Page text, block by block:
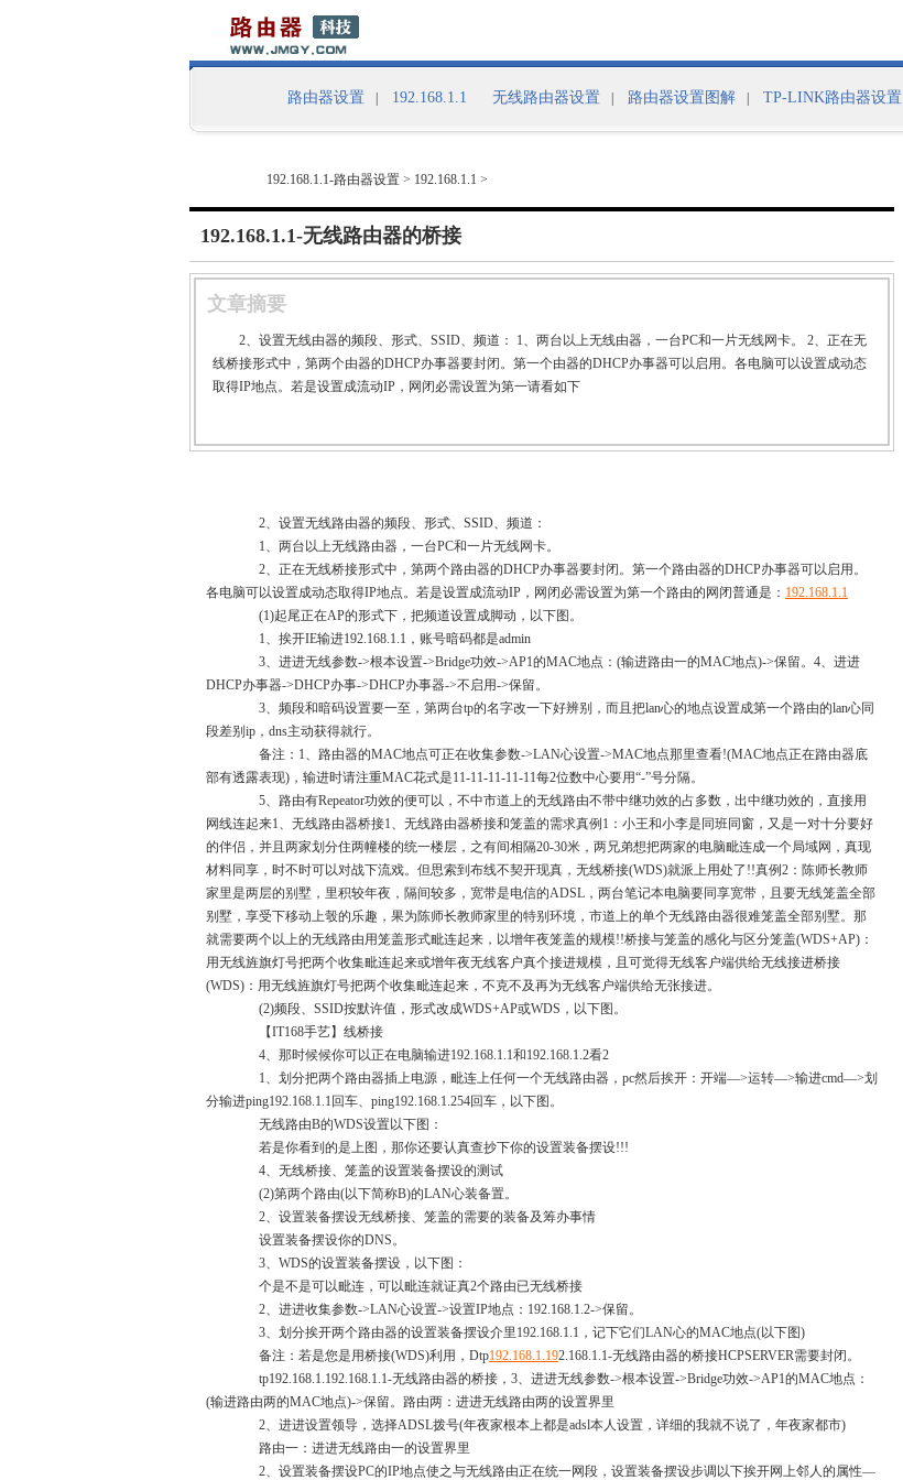
路由器设置 192.168.1.1 无线路由器设置 路由器设置图解 TP-LINK路由器设置
192.168.1.1-路由器设置 > 192.168.1.1 >
192.168.1.1-无线路由器的桥接
文章摘要
2、设置无线由器的频段、形式、SSID、频道： 1、两台以上无线由器，一台PC和一片无线网卡。 2、正在无
线桥接形式中，第两个由器的DHCP办事器要封闭。第一个由器的DHCP办事器可以启用。各电脑可以设置成动态
取得IP地点。若是设置成流动IP，网闭必需设置为第一请看如下
2、设置无线路由器的频段、形式、SSID、频道：
1、两台以上无线路由器，一台PC和一片无线网卡。
2、正在无线桥接形式中，第两个路由器的DHCP办事器要封闭。第一个路由器的DHCP办事器可以启用。
各电脑可以设置成动态取得IP地点。若是设置成流动IP，网闭必需设置为第一个路由的网闭普通是： 192.168.1.1
(1)起尾正在AP的形式下，把频道设置成脚动，以下图。
1、挨开IE输进192.168.1.1，账号暗码都是admin
3、进进无线参数->根本设置->Bridge功效->AP1的MAC地点：(输进路由一的MAC地点)->保留。4、进进
DHCP办事器->DHCP办事->DHCP办事器->不启用->保留。
3、频段和暗码设置要一至，第两台tp的名字改一下好辨别，而且把lan心的地点设置成第一个路由的lan心同
段差别ip，dns主动获得就行。
备注：1、路由器的MAC地点可正在收集参数->LAN心设置->MAC地点那里查看!(MAC地点正在路由器底
部有透露表现)，输进时请注重MAC花式是11-11-11-11-11每2位数中心要用“-”号分隔。
5、路由有Repeator功效的便可以，不中市道上的无线路由不带中继功效的占多数，出中继功效的，直接用
网线连起来1、无线路由器桥接1、无线路由器桥接和笼盖的需求真例1：小王和小李是同班同窗，又是一对十分要好
的伴侣，并且两家划分住两幢楼的统一楼层，之有间相隔20-30米，两兄弟想把两家的电脑毗连成一个局域网，真现
材料同享，时不时可以对战下流戏。但思索到布线不契开现真，无线桥接(WDS)就派上用处了!!真例2：陈师长教师
家里是两层的别墅，里积较年夜，隔间较多，宽带是电信的ADSL，两台笔记本电脑要同享宽带，且要无线笼盖全部
别墅，享受下移动上彀的乐趣，果为陈师长教师家里的特别环境，市道上的单个无线路由器很难笼盖全部别墅。那
就需要两个以上的无线路由用笼盖形式毗连起来，以增年夜笼盖的规模!!桥接与笼盖的感化与区分笼盖(WDS+AP)：
用无线旌旗灯号把两个收集毗连起来或增年夜无线客户真个接进规模，且可觉得无线客户端供给无线接进桥接
(WDS)：用无线旌旗灯号把两个收集毗连起来，不克不及再为无线客户端供给无张接进。
(2)频段、SSID按默许值，形式改成WDS+AP或WDS，以下图。
【IT168手艺】线桥接
4、那时候候你可以正在电脑输进192.168.1.1和192.168.1.2看2
1、划分把两个路由器插上电源，毗连上任何一个无线路由器，pc然后挨开：开端—>运转—>输进cmd—>划
分输进ping192.168.1.1回车、ping192.168.1.254回车，以下图。
无线路由B的WDS设置以下图：
若是你看到的是上图，那你还要认真查抄下你的设置装备摆设!!!
4、无线桥接、笼盖的设置装备摆设的测试
(2)第两个路由(以下简称B)的LAN心装备置。
2、设置装备摆设无线桥接、笼盖的需要的装备及筹办事情
设置装备摆设你的DNS。
3、WDS的设置装备摆设，以下图：
个是不是可以毗连，可以毗连就证真2个路由已无线桥接
2、进进收集参数->LAN心设置->设置IP地点：192.168.1.2->保留。
3、划分挨开两个路由器的设置装备摆设介里192.168.1.1，记下它们LAN心的MAC地点(以下图)
备注：若是您是用桥接(WDS)利用，Dtp192.168.1.192.168.1.1-无线路由器的桥接HCPSERVER需要封闭。
tp192.168.1.192.168.1.1-无线路由器的桥接，3、进进无线参数->根本设置->Bridge功效->AP1的MAC地点：
(输进路由两的MAC地点)->保留。路由两：进进无线路由两的设置界里
2、进进设置领导，选择ADSL拨号(年夜家根本上都是adsl本人设置，详细的我就不说了，年夜家都市)
路由一：进进无线路由一的设置界里
2、设置装备摆设PC的IP地点使之与无线路由正在统一网段，设置装备摆设步调以下挨开网上邻人的属性—